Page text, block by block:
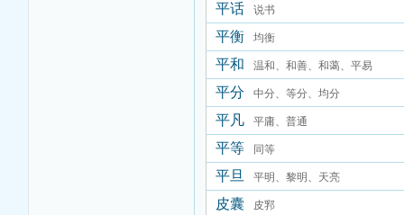
平话 说书
平衡 均衡
平和 温和、和善、和蔼、平易
平分 中分、等分、均分
平凡 平庸、普通
平等 同等
平旦 平明、黎明、天亮
皮囊 皮郛